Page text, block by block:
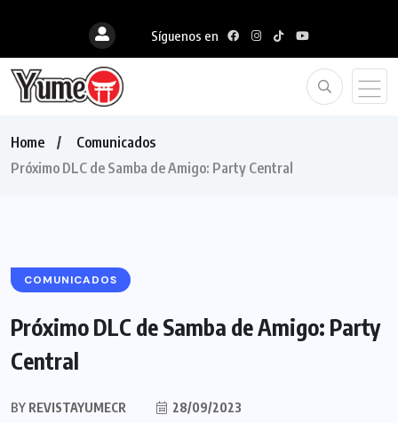
Síguenos en
Home
Comunicados
Próximo DLC de Samba de Amigo: Party Central
COMUNICADOS
Próximo DLC de Samba de Amigo: Party
Central
BY REVISTAYUMECR
28/09/2023